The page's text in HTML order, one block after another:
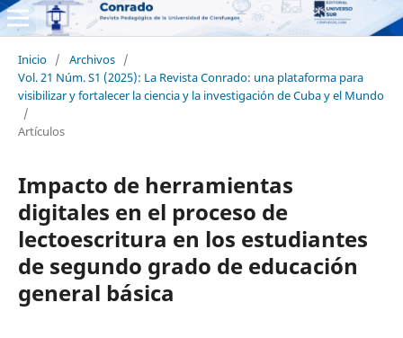
Inicio / Archivos /
Vol. 21 Núm. S1 (2025): La Revista Conrado: una plataforma para
visibilizar y fortalecer la ciencia y la investigación de Cuba y el Mundo
/
Artículos
Impacto de herramientas
digitales en el proceso de
lectoescritura en los estudiantes
de segundo grado de educación
general básica